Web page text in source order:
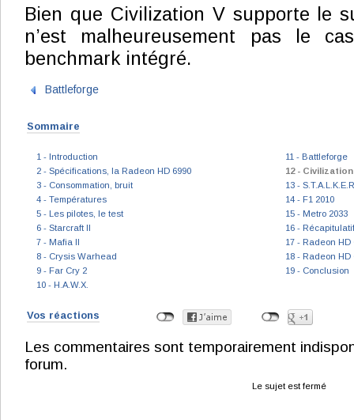
Bien que Civilization V supporte le
n’est malheureusement pas le
benchmark intégré.
Battleforge
Sommaire
1 - Introduction
2 - Spécifications, la Radeon HD 6990
3 - Consommation, bruit
4 - Températures
5 - Les pilotes, le test
6 - Starcraft II
7 - Mafia II
8 - Crysis Warhead
9 - Far Cry 2
10 - H.A.W.X.
11 - Battleforge
12 - Civilization
13 -
14 - F1 2010
15 - Metro 2033
16 -
17 - Radeon HD
18 - Radeon HD
19 - Conclusion
Vos réactions
Les commentaires sont temporairement
forum.
Le sujet est fermé